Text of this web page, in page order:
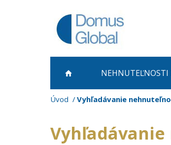
NEHNUTEĽNOSTI
Úvod Vyhľadávanie